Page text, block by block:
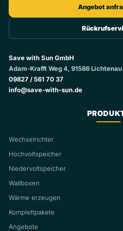
Angebot
Save with Sun GmbH
Adam-Krafft Weg 4, 91586 Lichtenau
09827 / 561 70 37
info@save-with-sun.de
Wechselrichter
Hochvoltspeicher
Niedervoltspeicher
Wallboxen
Wärme erzeugen
Komplettpakete
Angebote